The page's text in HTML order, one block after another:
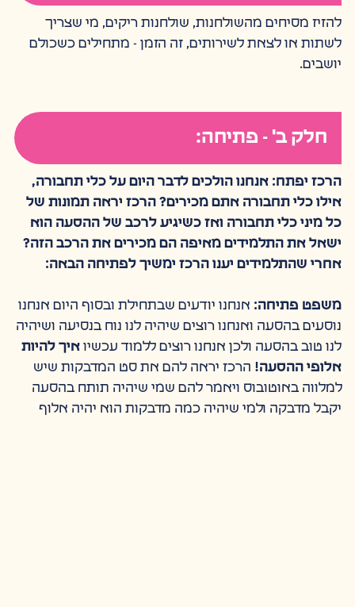
להזיז מסיחים מהשולחנות, שולחנות ריקים, מי שצריך
לשתות או לצאת לשירותים, זה הזמן - מתחילים כשכולם
יושבים.
חלק ב' - פתיחה:
הרכז יפתח: אנחנו הולכים לדבר היום על כלי תחבורה,
אילו כלי תחבורה אתם מכירים? הרכז יראה תמונות של
כל מיני כלי תחבורה ואז כשיגיע לרכב של ההסעה הוא
ישאל את התלמידים מאיפה הם מכירים את הרכב הזה?
אחרי שהתלמידים יענו הרכז ימשיך לפתיחה הבאה:
משפט פתיחה: אנחנו יודעים שבתחילת ובסוף היום אנחנו
נוסעים בהסעה ואנחנו רוצים שיהיה לנו נוח בנסיעה ושיהיה
לנו טוב בהסעה ולכן אנחנו רוצים ללמוד עכשיואיך להיות
אלופי ההסעה! הרכז יראה להם את סט המדבקות שיש
למלווה באוטובוס ויאמר להם שמי שיהיה תותח בהסעה
יקבל מדבקה ולמי שיהיה כמה מדבקות הוא יהיה אלוף